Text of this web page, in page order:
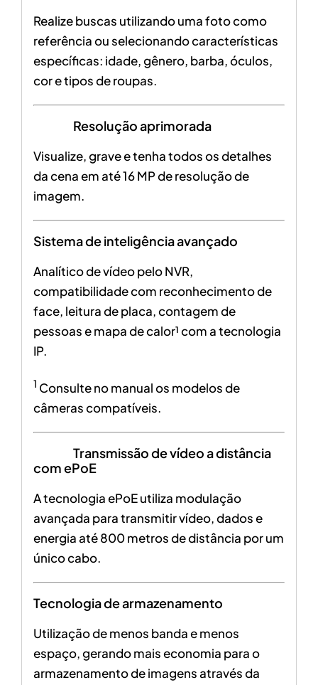
Realize buscas utilizando uma foto como
referência ou selecionando características
específicas: idade, gênero, barba, óculos,
cor e tipos de roupas.
Resolução aprimorada
Visualize, grave e tenha todos os detalhes
da cena em até 16 MP de resolução de
imagem.
Sistema de inteligência avançado
Analítico de vídeo pelo NVR,
compatibilidade com reconhecimento de
face, leitura de placa, contagem de
pessoas e mapa de calor¹ com a tecnologia
IP.
1 Consulte no manual os modelos de
câmeras compatíveis.
Transmissão de vídeo a distância
com ePoE
A tecnologia ePoE utiliza modulação
avançada para transmitir vídeo, dados e
energia até 800 metros de distância por um
único cabo.
Tecnologia de armazenamento
Utilização de menos banda e menos
espaço, gerando mais economia para o
armazenamento de imagens através da